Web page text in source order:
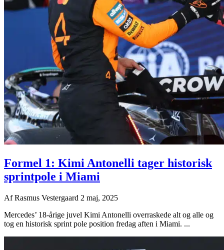
Formel 1: Kimi Antonelli tager historisk
sprintpole i Miami
AfRasmus Vestergaard 2 maj, 2025
Mercedes’ 18-årige juvel Kimi Antonelli overraskede alt og alle og
tog en historisk sprint pole position fredag aften i Miami. ...